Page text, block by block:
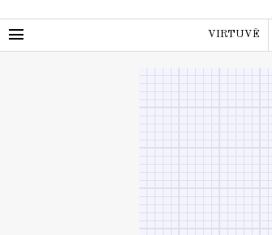
menu VIRTUVĒ